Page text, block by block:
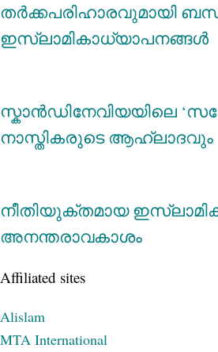
തര്‍ക്കപരിഹാരവുമായി
ഇസ്‌ലാമികാധ്യാപനങ്ങള്‍
സ്കാന്‍ഡിനേവിയയിലെ
നാസ്തികരുടെ ആഹ്ലാദവും
നീതിയുക്തമായ
അനന്തരാവകാശം
Affiliated sites
Alislam
MTA International